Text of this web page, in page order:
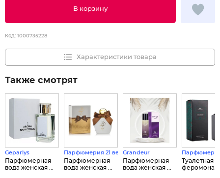
В корзину
Код: 1000735228
Характеристики товара
Также смотрят
Geparlys
Парфюмерная
вода женская ...
Парфюмерия 21 века
Парфюмерная
вода женская ...
Grandeur
Парфюмерная
вода женская ...
Парфюмерия
Туалетная
феромона...